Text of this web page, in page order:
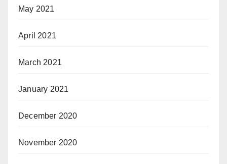
May 2021
April 2021
March 2021
January 2021
December 2020
November 2020